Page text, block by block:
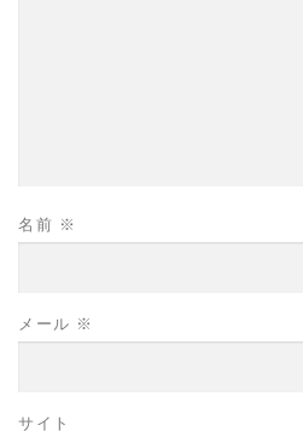
名前 ※
メール ※
サイト